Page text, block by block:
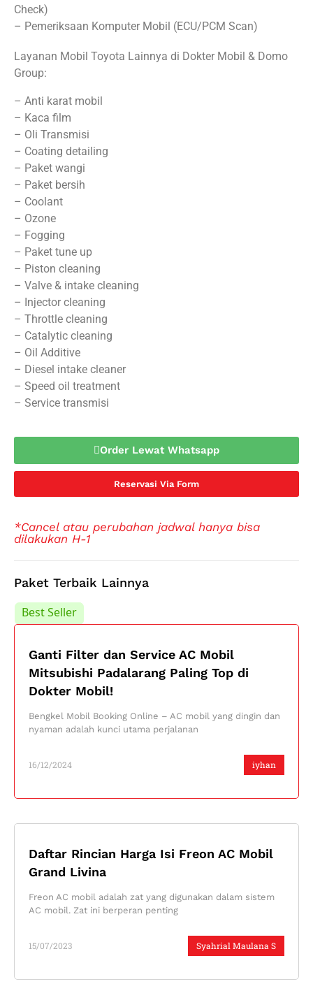
Check)
– Pemeriksaan Komputer Mobil (ECU/PCM Scan)
Layanan Mobil Toyota Lainnya di Dokter Mobil & Domo
Group:
– Anti karat mobil
– Kaca film
– Oli Transmisi
– Coating detailing
– Paket wangi
– Paket bersih
– Coolant
– Ozone
– Fogging
– Paket tune up
– Piston cleaning
– Valve & intake cleaning
– Injector cleaning
– Throttle cleaning
– Catalytic cleaning
– Oil Additive
– Diesel intake cleaner
– Speed oil treatment
– Service transmisi
Order Lewat Whatsapp
Reservasi Via Form
*Cancel atau perubahan jadwal hanya bisa
dilakukan H-1
Paket Terbaik Lainnya
Best Seller
Ganti Filter dan Service AC Mobil
Mitsubishi Padalarang Paling Top di
Dokter Mobil!
iyhan
16/12/2024
Bengkel Mobil Booking Online – AC mobil yang dingin dan
nyaman adalah kunci utama perjalanan
Best Seller
Daftar Rincian Harga Isi Freon AC Mobil
Grand Livina
Syahrial Maulana S
15/07/2023
Freon AC mobil adalah zat yang digunakan dalam sistem
AC mobil. Zat ini berperan penting